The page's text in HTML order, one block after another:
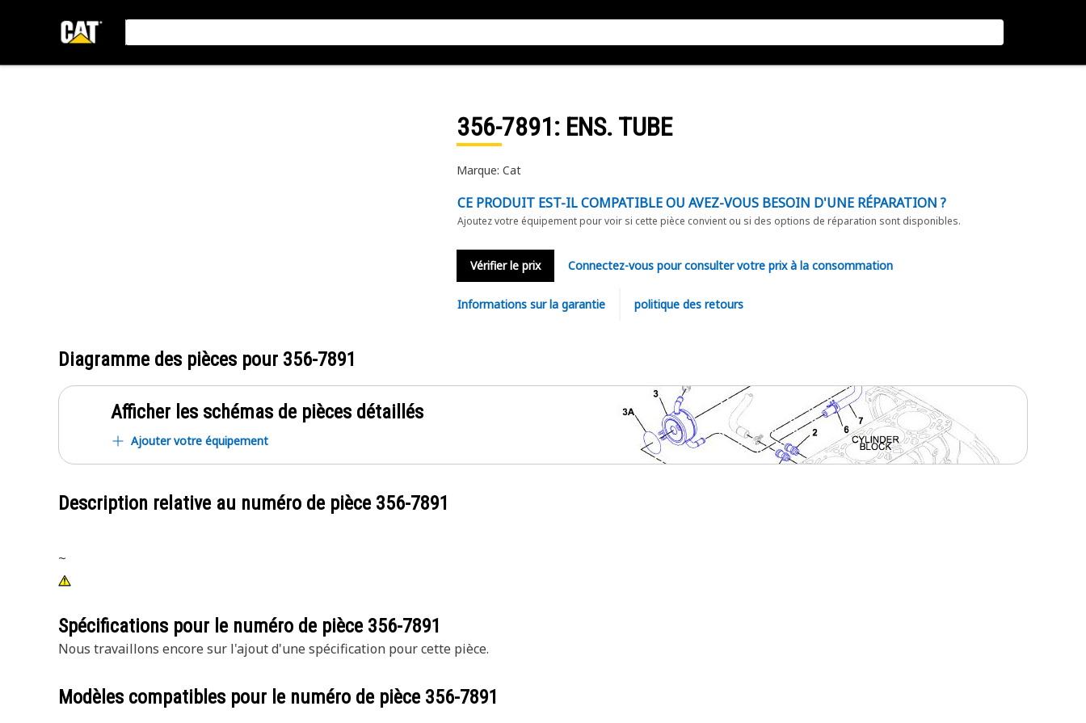
356-7891: ENS. TUBE
Marque: Cat
CE PRODUIT EST-IL COMPATIBLE OU AVEZ-VOUS BESOIN D'UNE RÉPARATION ?
Ajoutez votre équipement pour voir si cette pièce convient ou si des options de réparation sont disponibles.
Vérifier le prix Connectez-vous pour consulter votre prix à la consommation
Informations sur la garantie politique des retours
Diagramme des pièces pour 356-7891
Afficher les schémas de pièces détaillés
Ajouter votre équipement
Description relative au numéro de pièce 356-7891
~
Spécifications pour le numéro de pièce 356-7891
Nous travaillons encore sur l'ajout d'une spécification pour cette pièce.
Modèles compatibles pour le numéro de pièce 356-7891